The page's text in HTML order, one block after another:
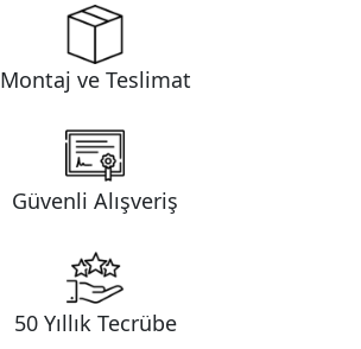
Montaj ve Teslimat
Güvenli Alışveriş
50 Yıllık Tecrübe